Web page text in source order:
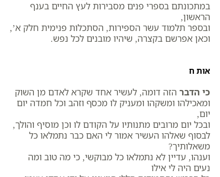
במתכונתם בספרי פנים מסבירות לעץ החיים בענף
הראשון,
ובספר תלמוד עשר הספירות, הסתכלות פנימית חלק א’,
וכאן אפרשם בקצרה, שיהיו מובנים לכל נפש.
אות ח
כי הדבר הזה דומה, לעשיר אחד שקרא לאדם מן השוק
ומאכילהו ומשקהו ומעניק לו מכסף וזהב וכל חמדה יום
יום,
ובכל יום מרובים מתנותיו על הקודם לו וכן מוסיף והולך,
לבסוף שאלהו העשיר אמור לי האם כבר נתמלאו כל
משאלותיך?
וענהו, עדיין לא נתמלאו כל מבוקשי, כי מה טוב ומה
נעים היה לי אילו